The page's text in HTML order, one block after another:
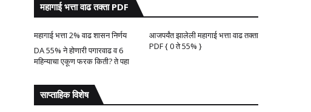
महागाई भत्ता वाढ तक्ता PDF
महागाई भत्ता 2% वाढ शासन निर्णय
आजपर्यंत झालेली महागाई भत्ता वाढ तक्ता
PDF { 0 ते 55% }
DA 55% ने होणारी पगारवाढ व 6
महिन्याचा एकूण फरक किती? ते पहा
साप्ताहिक विशेष